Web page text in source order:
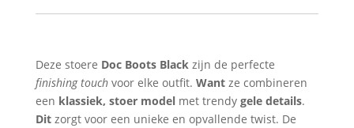
Uniek
aantal
Deze stoere Doc Boots Blackzijn de perfecte
finishing touchvoor elke outfit. Wantze combineren
een klassiek, stoer modelmet trendy gele details.
Ditzorgt voor een unieke en opvallende twist. De